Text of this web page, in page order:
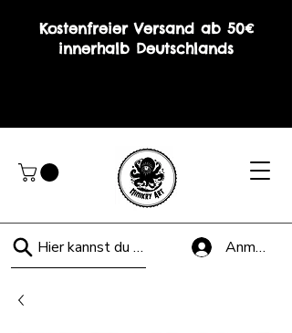
Kostenfreier Versand ab 50€
innerhalb Deutschlands
Hier kannst du suchen! Anmelden